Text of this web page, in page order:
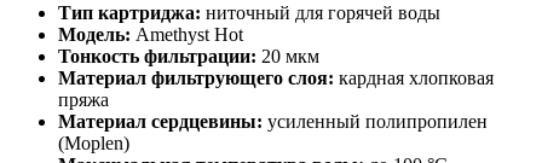
Тип картриджа: ниточный для горячей воды
Модель: Amethyst Hot
Тонкость фильтрации: 20 мкм
Материал фильтрующего слоя: кардная хлопковая
пряжа
Материал сердцевины: усиленный полипропилен
(Moplen)